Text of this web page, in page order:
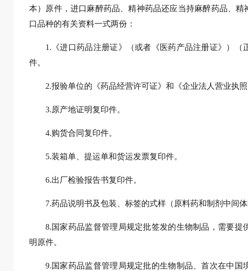
本）原件，进口麻醉药品、精神药品还应当持麻醉药品、
口品种的有关资料一式两份：
1.《进口药品注册证》（或者《医药产品注册证》）
件。
2.报验单位的《药品经营许可证》和《企业法人营业执照
3.原产地证明复印件。
4.购货合同复印件。
5.装箱单、提运单和货运发票复印件。
6.出厂检验报告书复印件。
7.药品说明书及包装、标签的式样（原料药和制剂中间体
8.国家药品监督管理局规定批签发的生物制品，需要
明原件。
9.国家药品监督管理局规定批的生物制品、首次在中